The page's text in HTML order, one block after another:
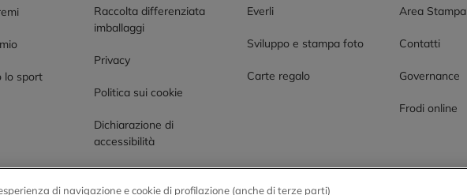
lo sport
Raccolta differenziata
imballaggi
Privacy
Politica sui cookie
Dichiarazione di
accessibilità
Everli
Sviluppo e stampa foto
Carte regalo
Area Stampa
Contatti
Governance
Frodi online
di navigazione e cookie di profilazione (anche di terze parti)